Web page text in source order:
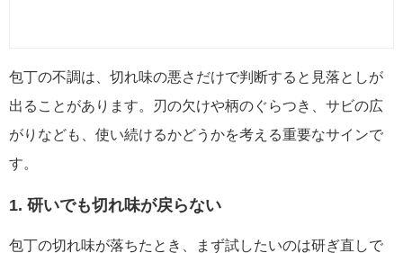
包丁の不調は、切れ味の悪さだけで判断すると見落としが
出ることがあります。刃の欠けや柄のぐらつき、サビの広
がりなども、使い続けるかどうかを考える重要なサインで
す。
1. 研いでも切れ味が戻らない
包丁の切れ味が落ちたとき、まず試したいのは研ぎ直しで